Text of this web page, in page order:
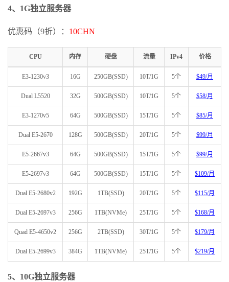
4、1G独立服务器
优惠码（9折）： 10CHN
CPU 内存 硬盘 流量 IPv4 价格
E3-1230v3 16G 250GB(SSD) 10T/1G 5个 $49/月
Dual L5520 32G 500GB(SSD) 10T/1G 5个 $58/月
E3-1270v5 64G 500GB(SSD) 15T/1G 5个 $85/月
Dual E5-2670 128G 500GB(SSD) 20T/1G 5个 $99/月
E5-2667v3 64G 500GB(SSD) 15T/1G 5个 $99/月
E5-2697v3 64G 500GB(SSD) 15T/1G 5个 $109/月
Dual E5-2680v2 192G 1TB(SSD) 20T/1G 5个 $115/月
Dual E5-2697v3 256G 1TB(NVMe) 25T/1G 5个 $168/月
Quad E5-4650v2 256G 2TB(SSD) 30T/1G 5个 $179/月
Dual E5-2699v3 384G 1TB(NVMe) 25T/1G 5个 $219/月
5、10G独立服务器